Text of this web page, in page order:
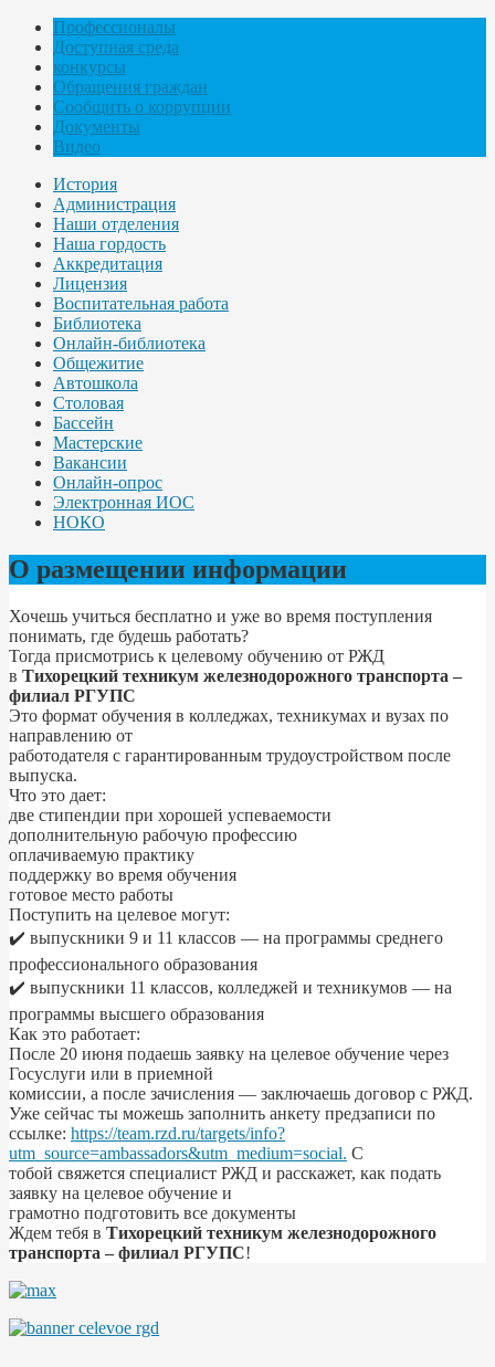
Профессионалы
Доступная среда
конкурсы
Обращения граждан
Сообщить о коррупции
Документы
Видео
История
Администрация
Наши отделения
Наша гордость
Аккредитация
Лицензия
Воспитательная работа
Библиотека
Онлайн-библиотека
Общежитие
Автошкола
Столовая
Бассейн
Мастерские
Вакансии
Онлайн-опрос
Электронная ИОС
НОКО
О размещении информации
Хочешь учиться бесплатно и уже во время поступления
понимать, где будешь работать?
Тогда присмотрись к целевому обучению от РЖД
в Тихорецкий техникум железнодорожного транспорта –
филиал РГУПС
Это формат обучения в колледжах, техникумах и вузах по
направлению от
работодателя с гарантированным трудоустройством после
выпуска.
Что это дает:
две стипендии при хорошей успеваемости
дополнительную рабочую профессию
оплачиваемую практику
поддержку во время обучения
готовое место работы
Поступить на целевое могут:
✔️ выпускники 9 и 11 классов — на программы среднего
профессионального образования
✔️ выпускники 11 классов, колледжей и техникумов — на
программы высшего образования
Как это работает:
После 20 июня подаешь заявку на целевое обучение через
Госуслуги или в приемной
комиссии, а после зачисления — заключаешь договор с РЖД.
Уже сейчас ты можешь заполнить анкету предзаписи по
ссылке: https://team.rzd.ru/targets/info?
utm_source=ambassadors&utm_medium=social. С
тобой свяжется специалист РЖД и расскажет, как подать
заявку на целевое обучение и
грамотно подготовить все документы
Ждем тебя в Тихорецкий техникум железнодорожного
транспорта – филиал РГУПС!